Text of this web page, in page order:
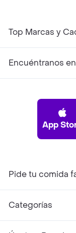
Top Marcas y
Encuéntranos
App
Pide tu comida
Categorías